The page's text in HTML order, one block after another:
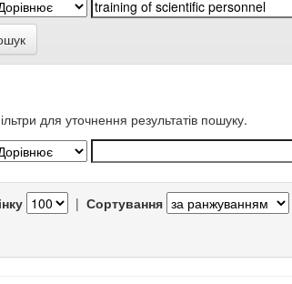
для уточнення результатів пошуку.
| Сортування